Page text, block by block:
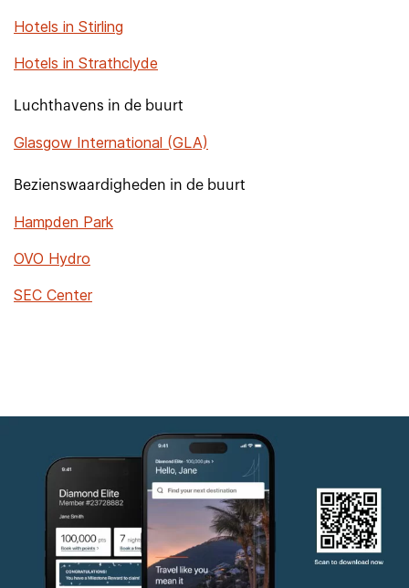
Hotels in Stirling
Hotels in Strathclyde
Luchthavens in de buurt
Glasgow International (GLA)
Bezienswaardigheden in de buurt
Hampden Park
OVO Hydro
SEC Center